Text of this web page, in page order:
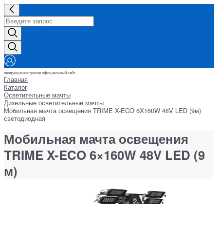
продукция контракор официальный сайт.
Главная
Каталог
Осветительные мачты
Дизельные осветительные мачты
Мобильная мачта освещения TRIME X-ECO 6X160W 48V LED (9м)
светодиодная
Мобильная мачта освещения
TRIME X-ECO 6×160W 48V LED (9
м)